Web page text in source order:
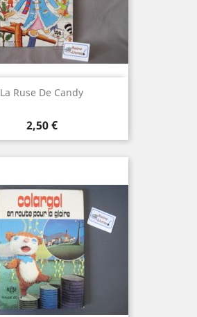
La Ruse De Candy
Prix
2,50 €